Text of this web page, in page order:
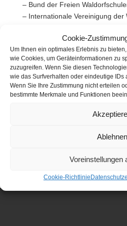
Cookie-
Um Ihnen ein optimales Erlebnis zu
wie Cookies, um Geräteinformationen zu
zuzugreifen. Wenn Sie diesen
wie das Surfverhalten oder eindeutige IDs
Wenn Sie Ihre Zustimmung nicht erteilen
bestimmte Merkmale und Funktionen
Ablehnen
Voreinstellungen
Cookie-Richtlinie
– Bund der Freien
– Internationale Vereinigung der
– Pädagogische
Waldorfschulen e.V.
– Freunde der Erziehungskunst
https://www.goetheanum.org/en
Hochschule für